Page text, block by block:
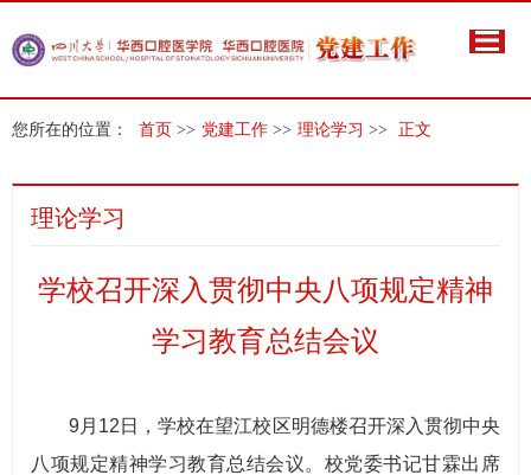
您所在的位置： 首页 >> 党建工作 >> 理论学习 >> 正文
理论学习
学校召开深入贯彻中央八项规定精神
学习教育总结会议
9月12日，学校在望江校区明德楼召开深入贯彻中央
八项规定精神学习教育总结会议。校党委书记甘霖出席